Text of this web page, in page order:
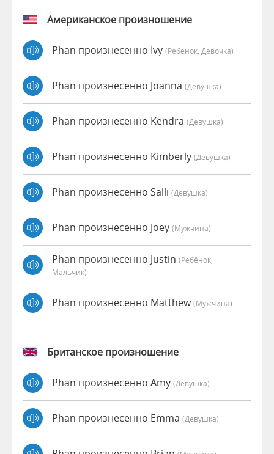
Американское произношение
Phan произнесенно Ivy (Ребёнок, Девочка)
Phan произнесенно Joanna (девушка)
Phan произнесенно Kendra (девушка)
Phan произнесенно Kimberly (девушка)
Phan произнесенно Salli (девушка)
Phan произнесенно Joey (мужчина)
Phan произнесенно Justin (Ребёнок,
Мальчик)
Phan произнесенно Matthew(мужчина)
Британское произношение
Phan произнесенно Amy (девушка)
Phan произнесенно Emma (девушка)